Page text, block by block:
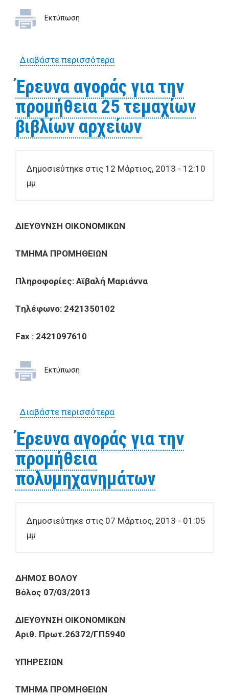
Εκτύπωση
Διαβάστε περισσότεραγια Έρευνα αγοράς για την
εξοπλισμού για ασύρματο
δίκτυο
Έρευνα αγοράς για την
προμήθεια 25 τεμαχίων
βιβλίων αρχείων
Δημοσιεύτηκε στις 12 Μάρτιος, 2013 - 12:10
μμ
ΔIEYΘYNΣH OIKONOMIKΩN
TMHMA ΠPOMHΘEIΩN
Πληροφορίες: Aϊβαλή Μαριάννα
Tηλέφωνο: 2421350102
Fax : 2421097610
Εκτύπωση
Διαβάστε περισσότεραγια Έρευνα αγοράς για την
βιβλίων αρχείων
Έρευνα αγοράς για την
προμήθεια
πολυμηχανημάτων
Δημοσιεύτηκε στις 07 Μάρτιος, 2013 - 01:05
μμ
ΔHMOΣ BOΛOY
Βόλος 07/03/2013
ΔIEYΘYNΣH ΟΙΚΟΝΟΜΙΚΩΝ
Αριθ. Πρωτ.26372/ΓΠ5940
ΥΠΗΡΕΣΙΩΝ
ΤΜΗΜΑ ΠΡΟΜΗΘΕΙΩΝ